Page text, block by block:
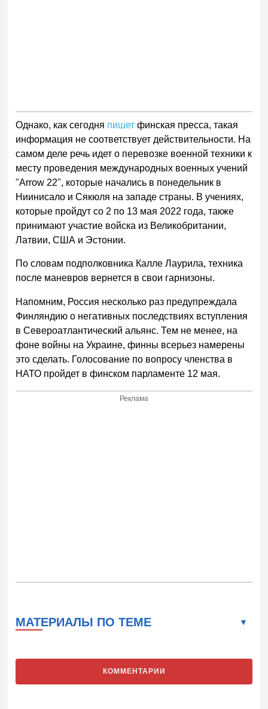
Однако, как сегодня пишет финская пресса, такая
информация не соответствует действительности. На
самом деле речь идет о перевозке военной техники к
месту проведения международных военных учений
"Arrow 22", которые начались в понедельник в
Ниинисало и Сякюля на западе страны. В учениях,
которые пройдут со 2 по 13 мая 2022 года, также
принимают участие войска из Великобритании,
Латвии, США и Эстонии.
По словам подполковника Калле Лаурила, техника
после маневров вернется в свои гарнизоны.
Напомним, Россия несколько раз предупреждала
Финляндию о негативных последствиях вступления
в Североатлантический альянс. Тем не менее, на
фоне войны на Украине, финны всерьез намерены
это сделать. Голосование по вопросу членства в
НАТО пройдет в финском парламенте 12 мая.
Реклама
МАТЕРИАЛЫ ПО ТЕМЕ
КОММЕНТАРИИ